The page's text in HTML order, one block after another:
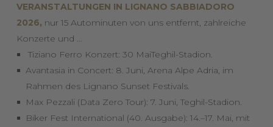
VERANSTALTUNGEN IN LIGNANO SABBIADORO
2026, nur 15 Autominuten von uns entfernt, zahlreiche
Konzerte und …
Tiziano Ferro Konzert: 30 MaiTeghil-Stadion.
Avantasia in Concert: 8. Juni, Arena Alpe Adria, im
Rahmen des Lignano Sunset Festivals.
Max Pezzali (Data Zero Tour): 7. Juni, Teghil-Stadion.
Biker Fest International (40. Ausgabe): 14.–17. Mai, mit